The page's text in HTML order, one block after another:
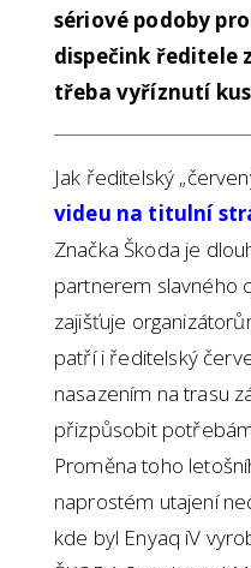
sériové podoby
dispečink ředitele
třeba vyříznutí
Jak ředitelský
videu na titulní
Značka Škoda je
partnerem slavného
zajišťuje
patří i ředitelský
nasazením na trasu
přizpůsobit
Proměna toho
naprostém utajení
kde byl Enyaq iV